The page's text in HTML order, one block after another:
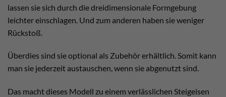
lassen sie sich durch die dreidimensionale Formgebung
leichter einschlagen. Und zum anderen haben sie weniger
Rückstoß.
Überdies sind sie optional als Zubehör erhältlich. Somit kann
man sie jederzeit austauschen, wenn sie abgenutzt sind.
Das macht dieses Modell zu einem verlässlichen Steigeisen